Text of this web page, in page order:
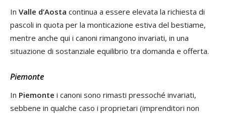
In Valle d’Aosta continua a essere elevata la richiesta di
pascoli in quota per la monticazione estiva del bestiame,
mentre anche qui i canoni rimangono invariati, in una
situazione di sostanziale equilibrio tra domanda e offerta.
Piemonte
In Piemonte i canoni sono rimasti pressoché invariati,
sebbene in qualche caso i proprietari (imprenditori non